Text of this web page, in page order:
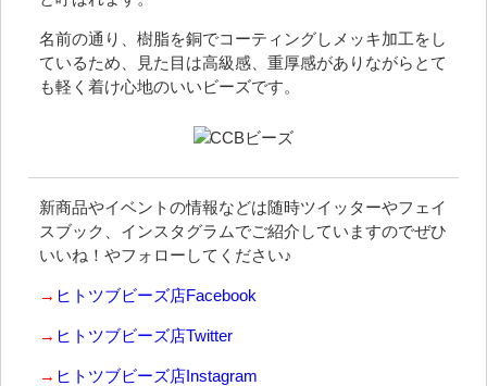
名前の通り、樹脂を銅でコーティングしメッキ加工をし
ているため、見た目は高級感、重厚感がありながらとて
も軽く着け心地のいいビーズです。
新商品やイベントの情報などは随時ツイッターやフェイ
スブック、インスタグラムでご紹介していますのでぜひ
いいね！やフォローしてください♪
→ ヒトツブビーズ店Facebook
→ ヒトツブビーズ店Twitter
→ ヒトツブビーズ店Instagram